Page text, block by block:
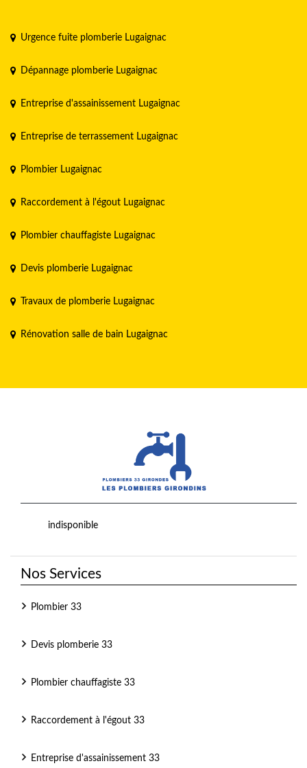
Urgence fuite plomberie Lugaignac
Dépannage plomberie Lugaignac
Entreprise d'assainissement Lugaignac
Entreprise de terrassement Lugaignac
Plombier Lugaignac
Raccordement à l'égout Lugaignac
Plombier chauffagiste Lugaignac
Devis plomberie Lugaignac
Travaux de plomberie Lugaignac
Rénovation salle de bain Lugaignac
indisponible
Nos Services
Plombier 33
Devis plomberie 33
Plombier chauffagiste 33
Raccordement à l'égout 33
Entreprise d'assainissement 33